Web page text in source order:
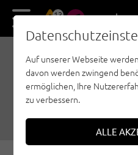
13 DE EN
Auf unserer Webseite
davon werden zwingend
ermöglichen, Ihre
zu verbessern.
ALLE